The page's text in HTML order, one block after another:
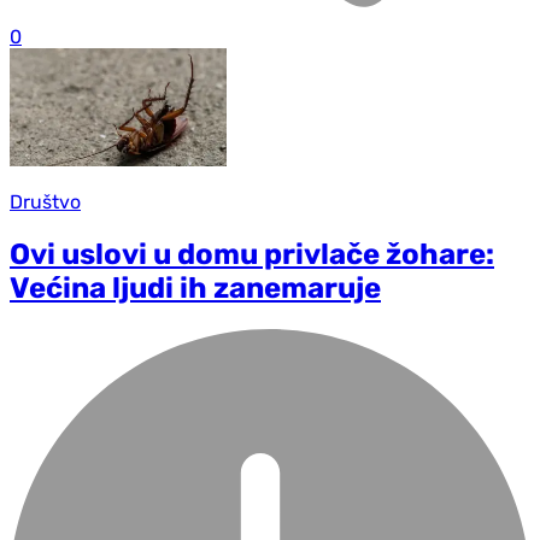
0
Društvo
Ovi uslovi u domu privlače žohare:
Većina ljudi ih zanemaruje